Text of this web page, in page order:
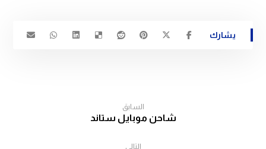
السابق
شاحن موبايل ستاند
التالى